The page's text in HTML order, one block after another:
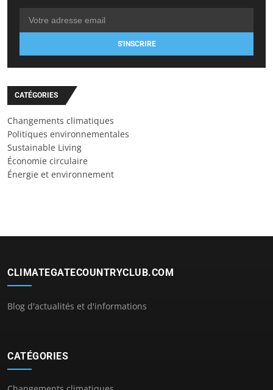
S'INSCRIRE
CATÉGORIES
Changements climatiques
Politiques environnementales
Sustainable Living
Économie circulaire
Énergie et environnement
CLIMATEGATECOUNTRYCLUB.COM
Blog d'actualités et d'informations
CATÉGORIES